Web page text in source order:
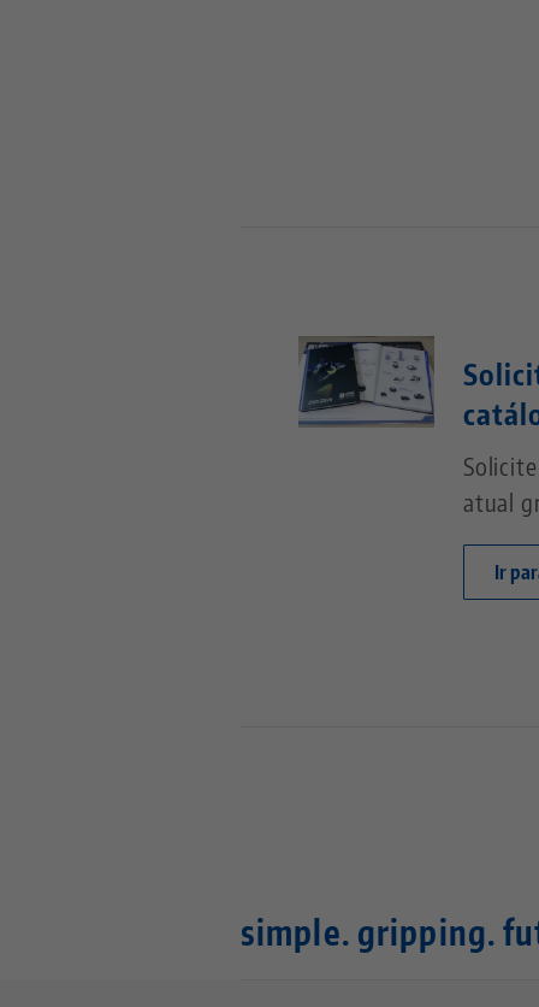
atual
Ir
simple. gripping.